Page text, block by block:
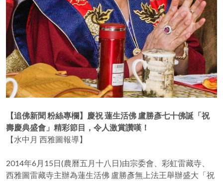
【追佛新聞 粉絲專欄】慶祝 蓮生活佛 盧勝彥七十佛誕「祝
壽慶典盛會」精彩節目，令人激賞讚嘆！
【水中月 西雅圖報導】
2014年6月15日(農曆五月十八日)由宗委會、彩虹雷藏寺、
西雅圖雷藏寺主辦為蓮生活佛 盧勝彥無上法王舉辦盛大「祝